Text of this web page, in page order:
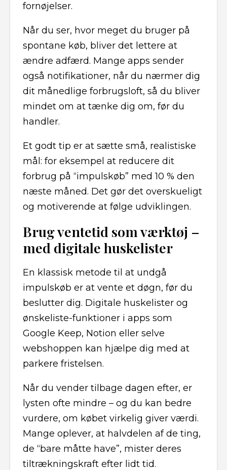
fornøjelser.
Når du ser, hvor meget du bruger på
spontane køb, bliver det lettere at
ændre adfærd. Mange apps sender
også notifikationer, når du nærmer dig
dit månedlige forbrugsloft, så du bliver
mindet om at tænke dig om, før du
handler.
Et godt tip er at sætte små, realistiske
mål: for eksempel at reducere dit
forbrug på “impulskøb” med 10 % den
næste måned. Det gør det overskueligt
og motiverende at følge udviklingen.
Brug ventetid som værktøj –
med digitale huskelister
En klassisk metode til at undgå
impulskøb er at vente et døgn, før du
beslutter dig. Digitale huskelister og
ønskeliste-funktioner i apps som
Google Keep, Notion eller selve
webshoppen kan hjælpe dig med at
parkere fristelsen.
Når du vender tilbage dagen efter, er
lysten ofte mindre – og du kan bedre
vurdere, om købet virkelig giver værdi.
Mange oplever, at halvdelen af de ting,
de “bare måtte have”, mister deres
tiltrækningskraft efter lidt tid.